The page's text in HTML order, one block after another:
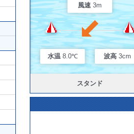
風速 3m
水温 8.0℃ 波高 3cm
スタンド